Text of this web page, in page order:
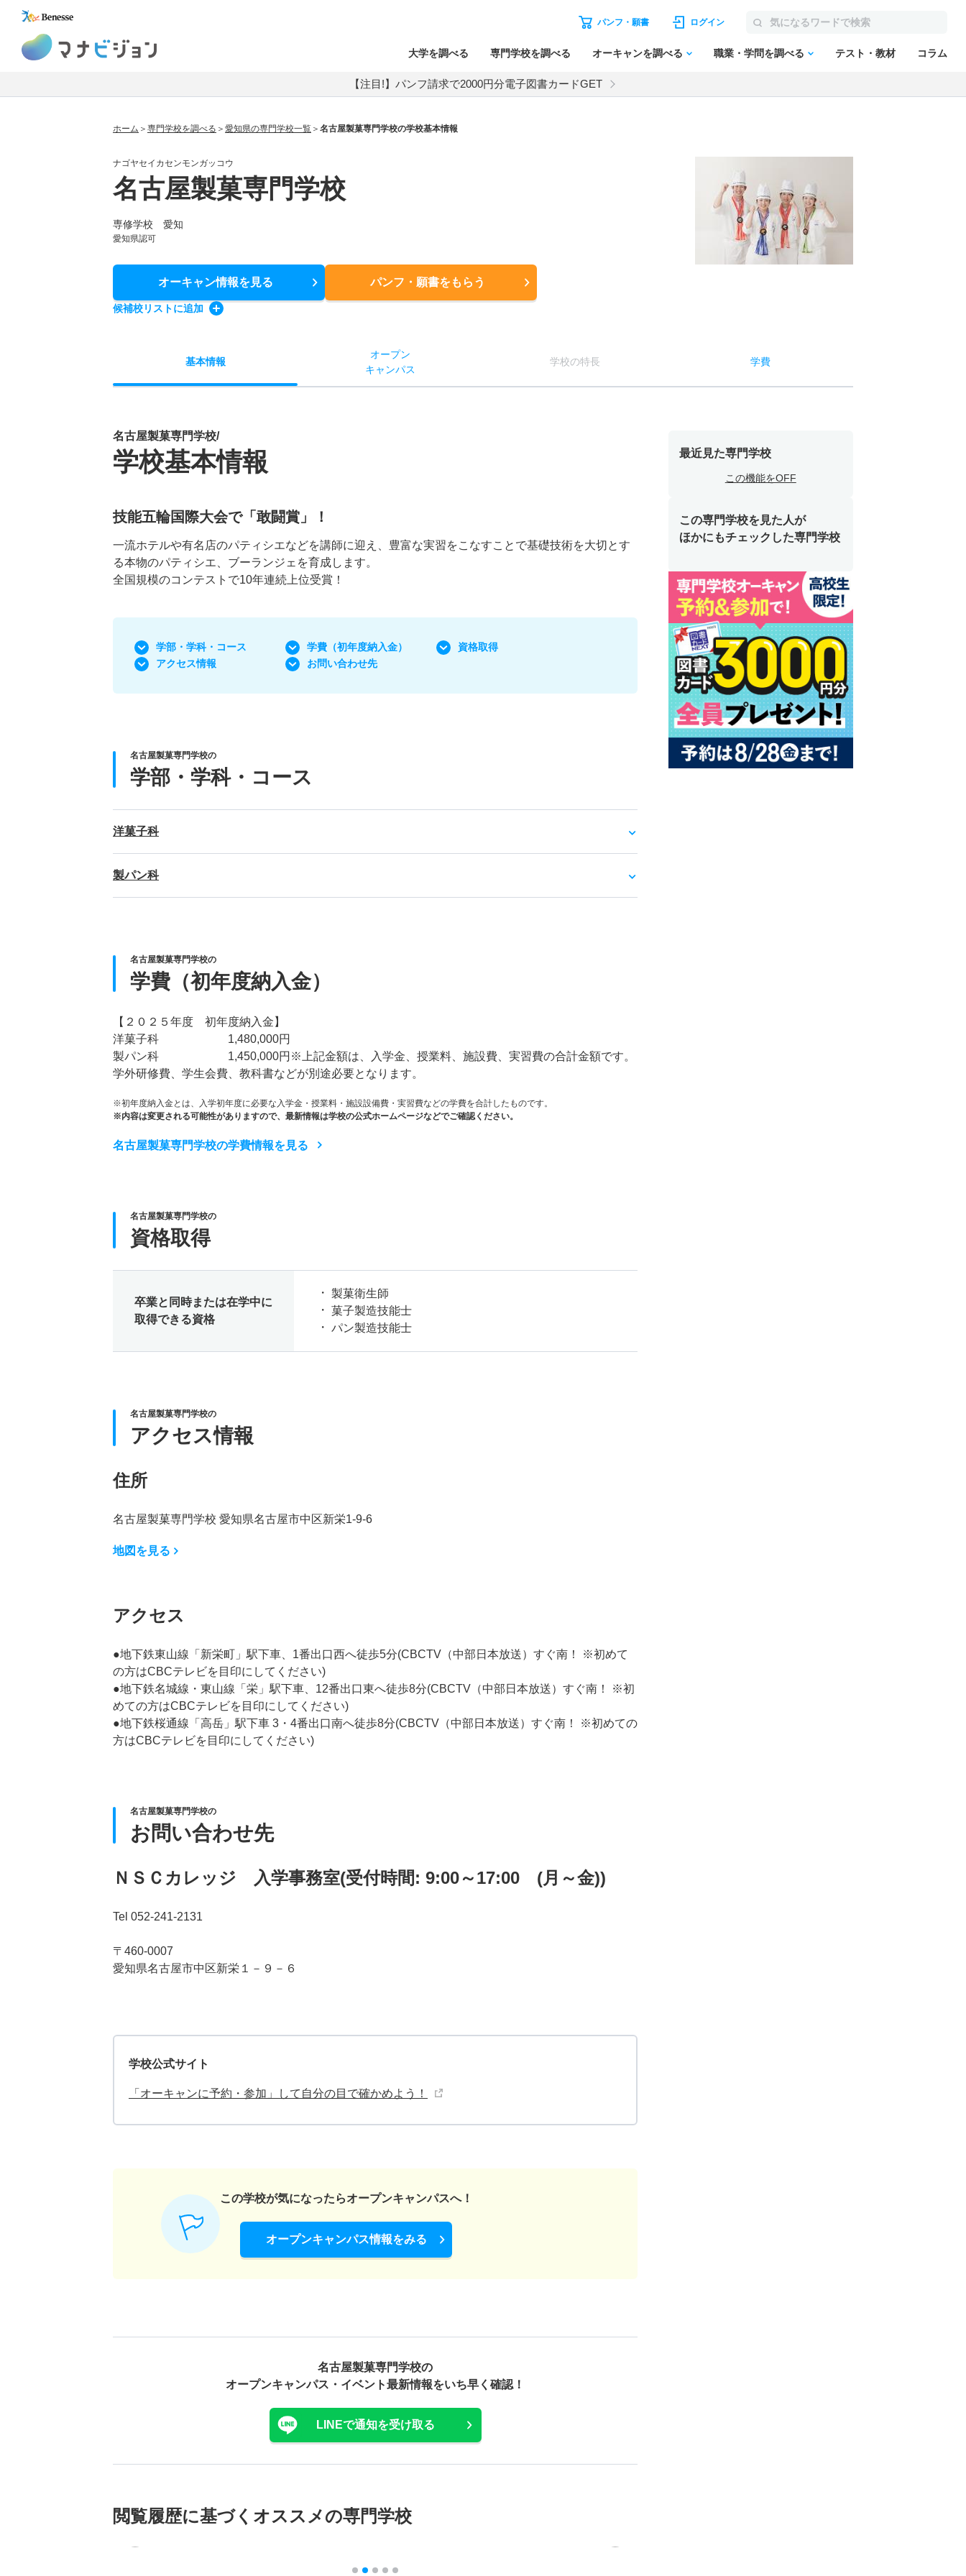
パンフ・願書 ログイン
大学を調べる 専門学校を調べる オーキャンを調べる 職業・学問を調べる テスト・教材 コラム
【注目!】パンフ請求で2000円分電子図書カードGET
ホーム 専門学校を調べる 愛知県の専門学校一覧 名古屋製菓専門学校の学校基本情報
ナゴヤセイカセンモンガッコウ
名古屋製菓専門学校
専修学校 愛知
愛知県認可
オーキャン情報を見る パンフ・願書をもらう
候補校リストに追加
基本情報
オープン
キャンパス
学校の特長 学費
名古屋製菓専門学校/
学校基本情報
技能五輪国際大会で「敢闘賞」！
一流ホテルや有名店のパティシエなどを講師に迎え、豊富な実習をこなすことで基礎技術を大切とす
る本物のパティシエ、ブーランジェを育成します。
全国規模のコンテストで10年連続上位受賞！
学部・学科 ・コース 学費 （初年度納入金）
資格取得
アクセス情報
お問い合わせ先
名古屋製菓専門学校の
学部・学科・コース
洋菓子科
製パン科
名古屋製菓専門学校の
学費（初年度納入金）
【２０２５年度 初年度納入金】
洋菓子科 1,480,000円
製パン科 1,450,000円※上記金額は、入学金、授業料、施設費、実習費の合計金額です。
学外研修費、学生会費、教科書などが別途必要となります。
※初年度納入金とは、入学初年度に必要な入学金・授業料・施設設備費・実習費などの学費を合計したものです。
※内容は変更される可能性がありますので、最新情報は学校の公式ホームページなどでご確認ください。
名古屋製菓専門学校の学費情報を見る
名古屋製菓専門学校の
資格取得
卒業と同時または在学中に
取得できる資格
製菓衛生師
菓子製造技能士
パン製造技能士
名古屋製菓専門学校の
アクセス情報
住所
名古屋製菓専門学校 愛知県名古屋市中区新栄1-9-6
地図を見る
アクセス
●地下鉄東山線「新栄町」駅下車、1番出口西へ徒歩5分(CBCTV（中部日本放送）すぐ南！ ※初めて
の方はCBCテレビを目印にしてください)
●地下鉄名城線・東山線「栄」駅下車、12番出口東へ徒歩8分(CBCTV（中部日本放送）すぐ南！ ※初
めての方はCBCテレビを目印にしてください)
●地下鉄桜通線「高岳」駅下車 3・4番出口南へ徒歩8分(CBCTV（中部日本放送）すぐ南！ ※初めての
方はCBCテレビを目印にしてください)
名古屋製菓専門学校の
お問い合わせ先
ＮＳＣカレッジ 入学事務室(受付時間: 9:00～17:00 (月～金))
Tel 052-241-2131
〒460-0007
愛知県名古屋市中区新栄１－９－６
学校公式サイト
「オーキャンに予約・参加」して自分の目で確かめよう！
この学校が気になったらオープンキャンパスへ！
オープンキャンパス情報をみる
名古屋製菓専門学校の
オープンキャンパス・ イベント最新情報をいち早く確認！
LINEで通知を受け取る
閲覧履歴に基づく オススメの専門学校
最近見た専門学校
この機能をOFF
この専門学校を見た人が
ほかにもチェックした専門学校